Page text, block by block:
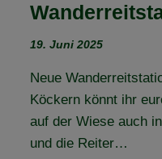
19. Juni 2025
Neue
Köckern könnt ihr
auf der Wiese auch
und die Reiter…